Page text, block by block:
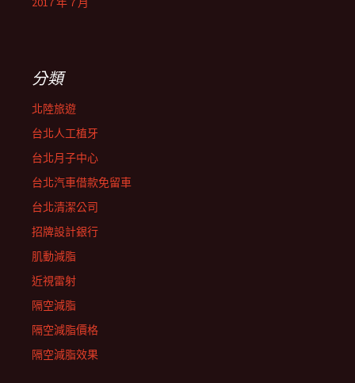
分類
北陸旅遊
台北人工植牙
台北月子中心
台北汽車借款免留車
台北清潔公司
招牌設計銀行
肌動減脂
近視雷射
隔空減脂
隔空減脂價格
隔空減脂效果